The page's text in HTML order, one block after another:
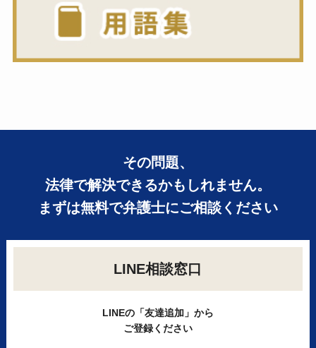
その問題、
法律で解決できるかもしれません。
まずは無料で弁護士にご相談ください
LINE相談窓口
LINEの「友達追加」から
ご登録ください